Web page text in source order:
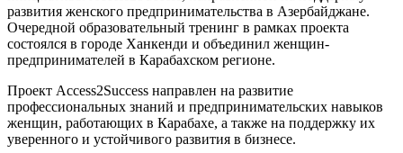
развития женского предпринимательства в Азербайджане.
Очередной образовательный тренинг в рамках проекта
состоялся в городе Ханкенди и объединил женщин-
предпринимателей в Карабахском регионе.
Проект Access2Success направлен на развитие
профессиональных знаний и предпринимательских навыков
женщин, работающих в Карабахе, а также на поддержку их
уверенного и устойчивого развития в бизнесе.